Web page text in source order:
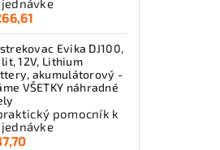
Evika DJ100,
lit, 12V, Lithium
akumulátorový -
VŠETKY náhradné
pomocník k